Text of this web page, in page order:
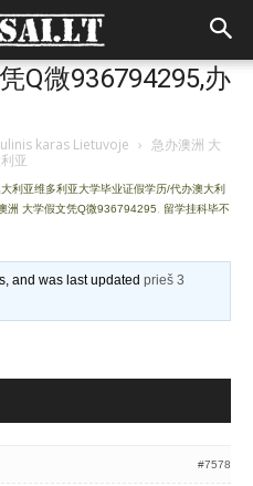
Q微936794295,办
karas Lietuvoje › 急办澳洲 大
亚
利亚维多利亚大学毕业证假学历/代办澳大利
洲 大学假文凭Q微936794295
留学挂科毕不
and was last updatedprieš 3
#7578